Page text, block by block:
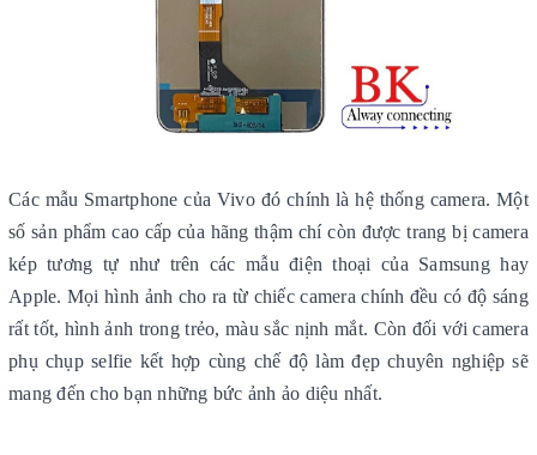
Các mẫu Smartphone của Vivo đó chính là hệ thống camera. Một
số sản phẩm cao cấp của hãng thậm chí còn được trang bị camera
kép tương tự như trên các mẫu điện thoại của Samsung hay
Apple. Mọi hình ảnh cho ra từ chiếc camera chính đều có độ sáng
rất tốt, hình ảnh trong trẻo, màu sắc nịnh mắt. Còn đối với camera
phụ chụp selfie kết hợp cùng chế độ làm đẹp chuyên nghiệp sẽ
mang đến cho bạn những bức ảnh ảo diệu nhất.